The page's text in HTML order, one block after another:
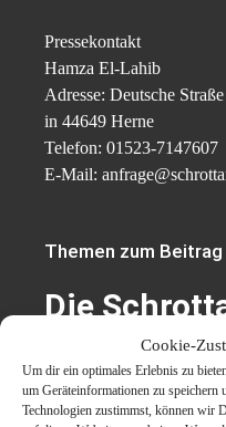
Cookie-
Um dir ein optimales Erlebnis zu
um Geräteinformationen zu speichern
Technologien zustimmst, können wir
Pressekontakt
Hamza El-Lahib
Adresse: Deutsche
in 44649 Herne
Telefon: 01523-7147607
E-Mail:
Themen zum Beitrag
Die
Bottrop
Elektronik